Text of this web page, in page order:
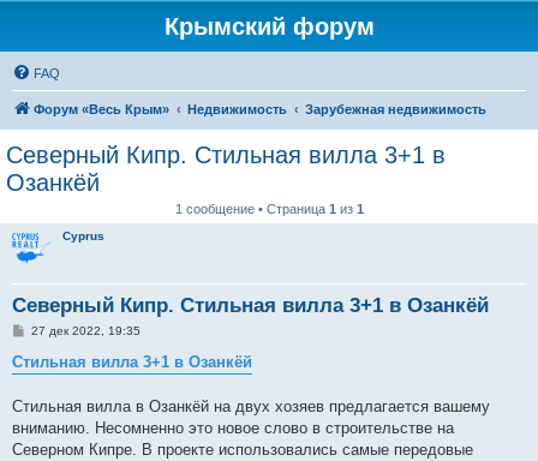
Крымский форум
FAQ
Форум «Весь Крым» Недвижимость Зарубежная недвижимость
Северный Кипр. Стильная вилла 3+1 в
Озанкёй
1 сообщение • Страница 1 из 1
Cyprus
Северный Кипр. Стильная вилла 3+1 в Озанкёй
С
о
б
е
н
и
е
27 дек 2022, 19:35
Стильная вилла 3+1 в Озанкёй
Стильная вилла в Озанкёй на двух хозяев предлагается вашему
вниманию. Несомненно это новое слово в строительстве на
Северном Кипре. В проекте использовались самые передовые